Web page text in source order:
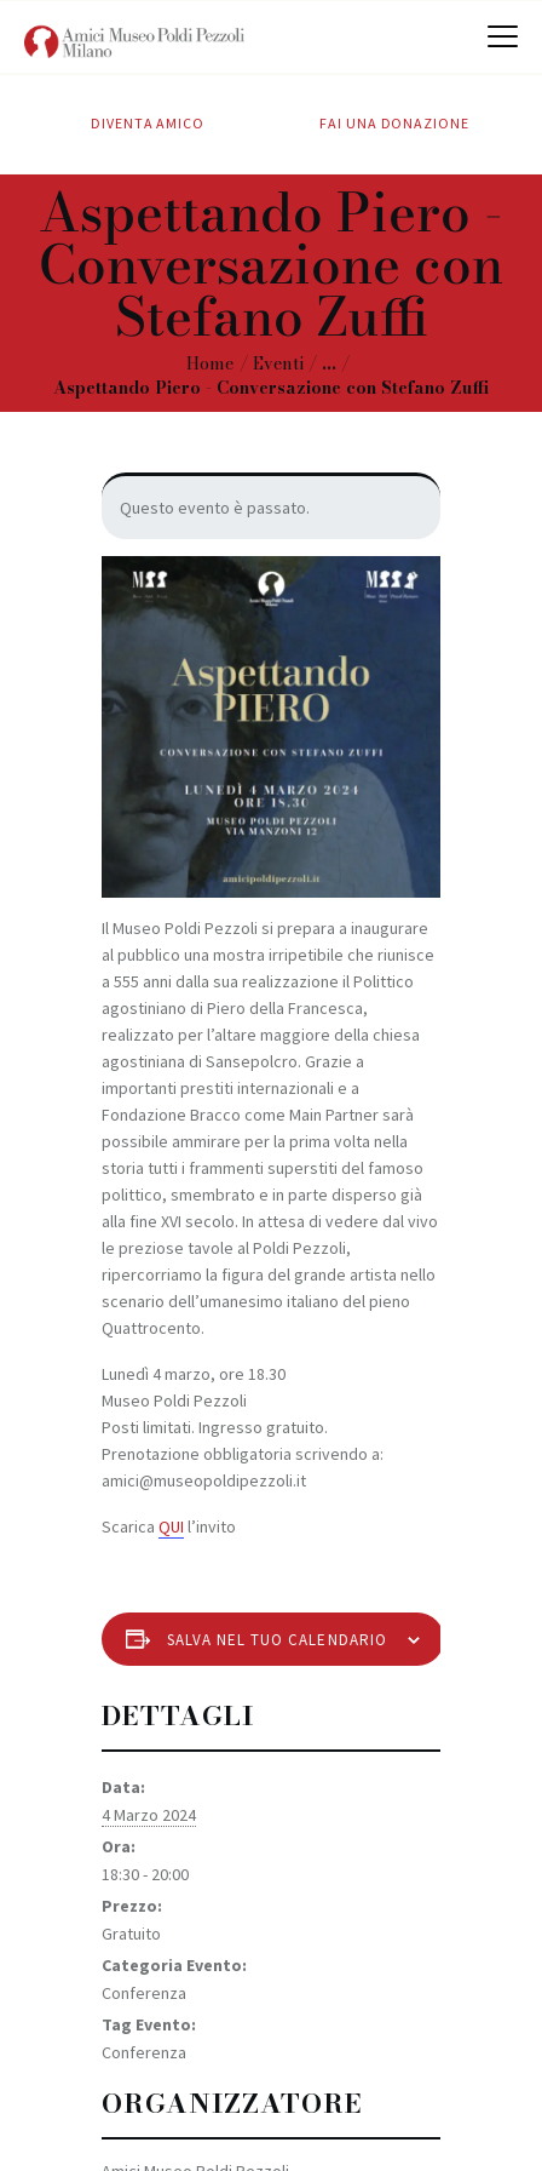
DIVENTA AMICO FAI UNA DONAZIONE
Aspettando Piero -
Conversazione con
Stefano Zuffi
Home Eventi
...
Aspettando Piero - Conversazione con Stefano Zuffi
ATTIVITÀ
SOSTIENICI
CONTATTI
Questo evento è passato.
Il Museo Poldi Pezzoli si prepara a inaugurare
al pubblico una mostra irripetibile che riunisce
a 555 anni dalla sua realizzazione ilPolittico
agostiniano di Piero della Francesca,
realizzato per l’altare maggiore della chiesa
agostiniana di Sansepolcro. Grazie a
importanti prestiti internazionali e a
Fondazione Bracco come Main Partnersarà
possibile ammirare per la prima volta nella
storia tutti i frammenti superstiti del famoso
polittico, smembrato e in parte disperso già
alla fine XVI secolo. In attesa di vedere dal vivo
le preziose tavole al Poldi Pezzoli,
ripercorriamo la figura del grande artista nello
scenario dell’umanesimo italiano del pieno
Quattrocento.
Lunedì 4 marzo, ore 18.30
Museo Poldi Pezzoli
Posti limitati. Ingresso gratuito.
Prenotazione obbligatoria scrivendo a:
amici@museopoldipezzoli.it
Scarica QUI l’invito
SALVA NEL TUO CALENDARIO
DETTAGLI
Data:
4 Marzo 2024
Ora:
18:30 - 20:00
Prezzo:
Gratuito
Categoria Evento:
Conferenza
Tag Evento:
Conferenza
ORGANIZZATORE